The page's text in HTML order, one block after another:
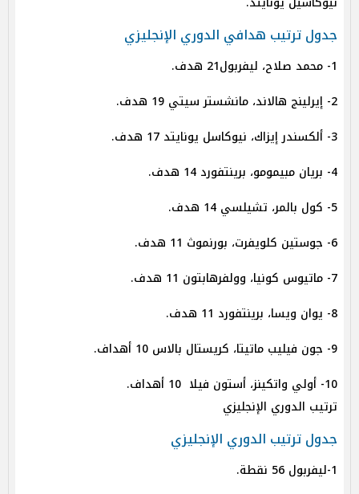
جدول ترتيب هدافي الدوري الإنجليزي
1- محمد صلاح، ليفربول21 هدف.
2- إيرلينج هالاند، مانشستر سيتي 19 هدف.
3- ألكسندر إيزاك، نيوكاسل يونايتد 17 هدف.
4- بريان مبيمومو، برينتفورد 14 هدف.
5- كول بالمر، تشيلسي 14 هدف.
6- جوستين كلويفرت، بورنموث 11 هدف.
7- ماتيوس كونيا، وولفرهابتون 11 هدف.
8- يوان ويسا، برينتفورد 11 هدف.
9- جون فيليب ماتيتا، كريستال بالاس 10 أهداف.
10- أولي واتكينز، أستون فيلا 10 أهداف.
ترتيب الدوري الإنجليزي
جدول ترتيب الدوري الإنجليزي
1-ليفربول 56 نقطة.